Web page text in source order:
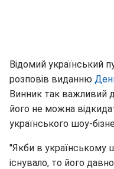
Відомий український
розповів виданню
Винник так важливий
його не можна
українського шоу-
"Якби в українському
існувало, то його